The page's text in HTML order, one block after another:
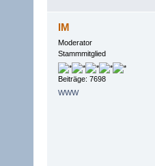
IM
Moderator
Stammmitglied
Beiträge: 7698
WWW